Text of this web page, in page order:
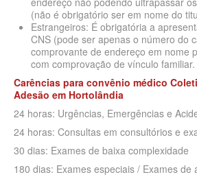
QSAUDE PLANO DE SAÚDE INDIVIDUAL
SANTA HELENA PLANO DE SAÚDE
SANTARIS PLANO DE SAÚDE INDIVIDUAL
SÃO CRISTOVÃO PLANO DE SAÚDE
STA CASA MAUÁ PLANO DE SAÚDE
TOTAL MEDCARE PLANO DE SAÚDE
(não é obrigatório ser em nome do
Estrangeiros: É obrigatória a
CNS (pode ser apenas o número do
comprovante de endereço em nome
com comprovação de vínculo familiar.
Carências para convênio médico
Adesão em Hortolândia
24 horas: Urgências, Emergências e
24 horas: Consultas em consultórios e
30 dias: Exames de baixa complexidade
180 dias: Exames especiais / Exames de